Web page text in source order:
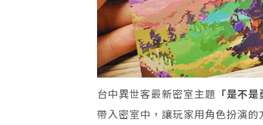
台中異世客最新密室主題 「是不是
帶入密室中，讓玩家用角色扮演